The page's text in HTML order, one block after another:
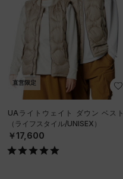
直営限定
UAライトウェイト ダウン ベスト
（ライフスタイル/UNISEX）
￥17,600